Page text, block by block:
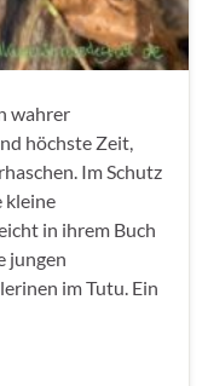
wahrer
höchste Zeit,
Im Schutz
kleine
in ihrem Buch
jungen
im Tutu. Ein